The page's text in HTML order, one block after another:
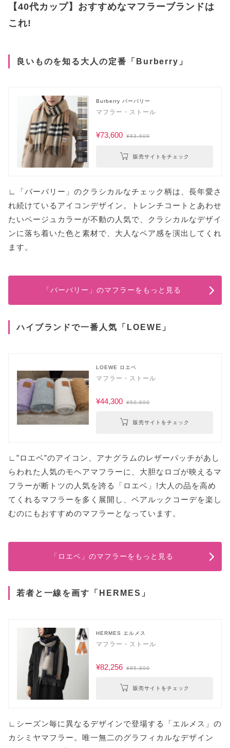
【40代カップ】おすすめなマフラーブランドは
これ!
良いものを知る大人の定番「Burberry」
Burberry バーバリー
マフラー・ストール
¥73,600 ¥83,600
販売サイトをチェック
∟「バーバリー」のクラシカルなチェック柄は、長年愛さ
れ続けているアイコンデザイン。トレンチコートとあわせ
たいベージュカラーが不動の人気で、クラシカルなデザイ
ンに落ち着いた色と素材で、大人なペア感を演出してくれ
ます。
「バーバリー」のマフラーをもっと見る
ハイブランドで一番人気「LOEWE」
LOEWE ロエベ
マフラー・ストール
¥44,300 ¥50,600
販売サイトをチェック
∟”ロエベ”のアイコン、アナグラムのレザーパッチがあし
らわれた人気のモヘアマフラーに、大胆なロゴが映えるマ
フラーが断トツの人気を誇る「ロエベ」!大人の品を高め
てくれるマフラーを多く展開し、ペアルックコーデを楽し
むのにもおすすめのマフラーとなっています。
「ロエベ」のマフラーをもっと見る
若者と一線を画す「HERMES」
HERMES エルメス
マフラー・ストール
¥82,256 ¥85,800
販売サイトをチェック
∟シーズン毎に異なるデザインで登場する「エルメス」の
カシミヤマフラー。唯一無二のグラフィカルなデザイン